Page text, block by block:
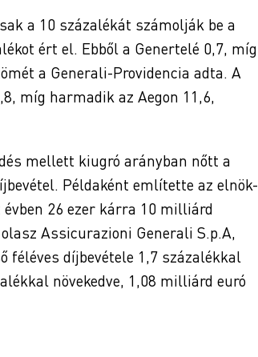
a 10 százalékát számolják be a
ért el. Ebből a Genertelé 0,7, míg
a Generali-Providencia adta. A
míg harmadik az Aegon 11,6,
mellett kiugró arányban nőtt a
Példaként említette az elnök-
26 ezer kárra 10 milliárd
Assicurazioni Generali S.p.A,
féléves díjbevétele 1,7 százalékkal
növekedve, 1,08 milliárd euró